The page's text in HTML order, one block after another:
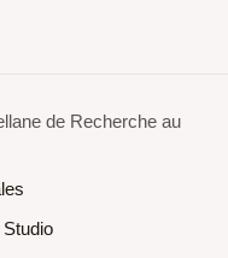
de Recherche au